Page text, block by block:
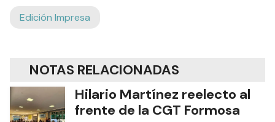
Edición Impresa
NOTAS RELACIONADAS
Hilario Martínez reelecto al
frente de la CGT Formosa